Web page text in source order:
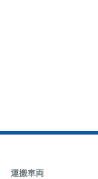
運搬車両